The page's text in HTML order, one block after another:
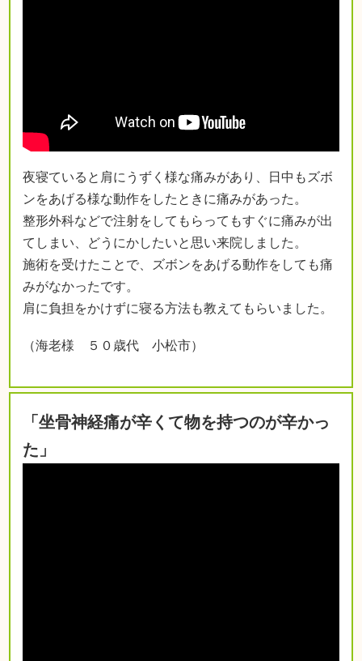
夜寝ていると肩にうずく様な痛みがあり、日中もズボ
ンをあげる様な動作をしたときに痛みがあった。
整形外科などで注射をしてもらってもすぐに痛みが出
てしまい、どうにかしたいと思い来院しました。
施術を受けたことで、ズボンをあげる動作をしても痛
みがなかったです。
肩に負担をかけずに寝る方法も教えてもらいました。
（海老様 ５０歳代 小松市）
「坐骨神経痛が辛くて物を持つのが辛かっ
た」